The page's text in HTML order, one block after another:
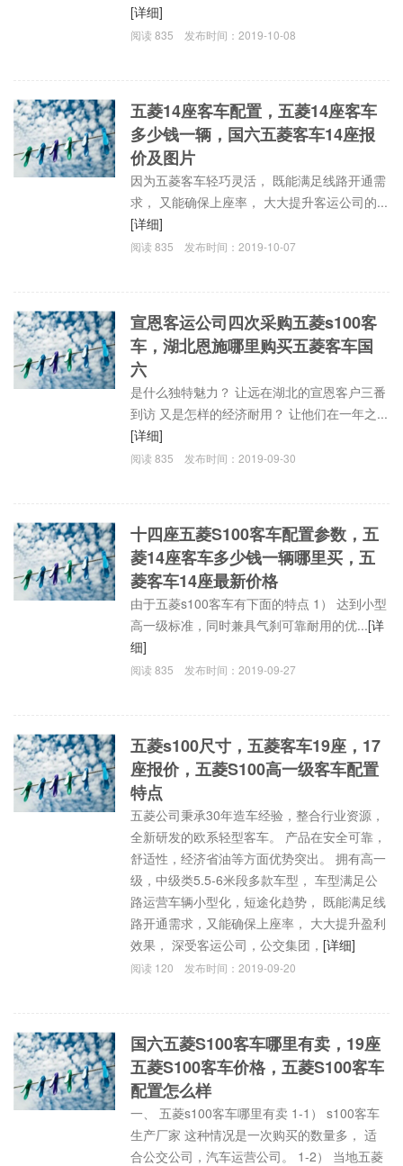
[详细]
阅读835 发布时间：2019-10-08
五菱14座客车配置，五菱14座客车
多少钱一辆，国六五菱客车14座报
价及图片
因为五菱客车轻巧灵活， 既能满足线路开通需
求， 又能确保上座率， 大大提升客运公司的...
[详细]
阅读835 发布时间：2019-10-07
宣恩客运公司四次采购五菱s100客
车，湖北恩施哪里购买五菱客车国
六
是什么独特魅力？ 让远在湖北的宣恩客户三番
到访 又是怎样的经济耐用？ 让他们在一年之...
[详细]
阅读835 发布时间：2019-09-30
十四座五菱S100客车配置参数，五
菱14座客车多少钱一辆哪里买，五
菱客车14座最新价格
由于五菱s100客车有下面的特点 1） 达到小型
高一级标准，同时兼具气刹可靠耐用的优...[详
细]
阅读835 发布时间：2019-09-27
五菱s100尺寸，五菱客车19座，17
座报价，五菱S100高一级客车配置
特点
五菱公司秉承30年造车经验，整合行业资源，
全新研发的欧系轻型客车。 产品在安全可靠，
舒适性，经济省油等方面优势突出。 拥有高一
级，中级类5.5-6米段多款车型， 车型满足公
路运营车辆小型化，短途化趋势， 既能满足线
路开通需求，又能确保上座率， 大大提升盈利
效果， 深受客运公司，公交集团， [详细]
阅读 120 发布时间：2019-09-20
国六五菱S100客车哪里有卖，19座
五菱S100客车价格，五菱S100客车
配置怎么样
一、 五菱s100客车哪里有卖 1-1） s100客车
生产厂家 这种情况是一次购买的数量多， 适
合公交公司，汽车运营公司。 1-2） 当地五菱